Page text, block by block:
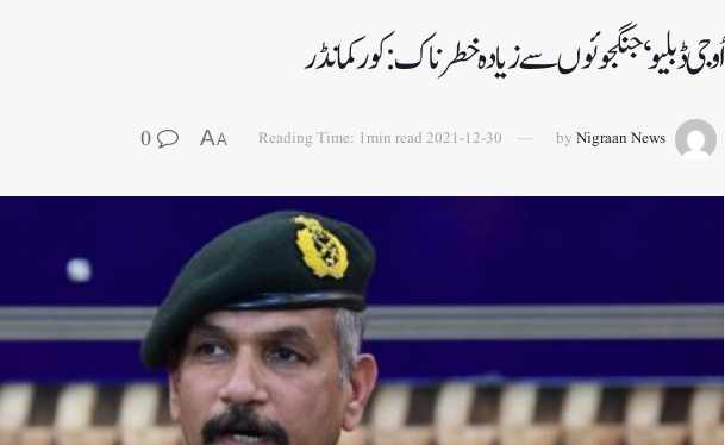
اُو جی ڈبلیو‘ جنگجوئوں سے زیادہ خطرناک: کور کمانڈر
by Nigraan News
2021-12-30
Reading Time: 1min read
A
A